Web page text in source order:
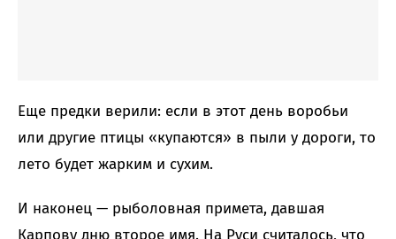
Еще предки верили: если в этот день воробьи
или другие птицы «купаются» в пыли у дороги, то
лето будет жарким и сухим.
И наконец — рыболовная примета, давшая